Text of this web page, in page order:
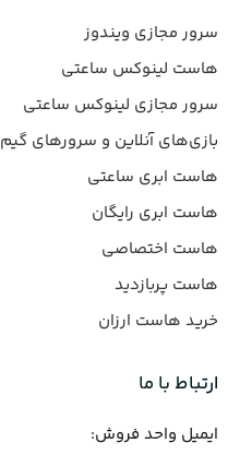
سرور مجازی ویندوز
هاست لینوکس ساعتی
سرور مجازی لینوکس ساعتی
بازی‌های آنلاین و سرورهای گیم
هاست ابری ساعتی
هاست ابری رایگان
هاست اختصاصی
هاست پربازدید
خرید هاست ارزان
ارتباط با ما
ایمیل واحد فروش: